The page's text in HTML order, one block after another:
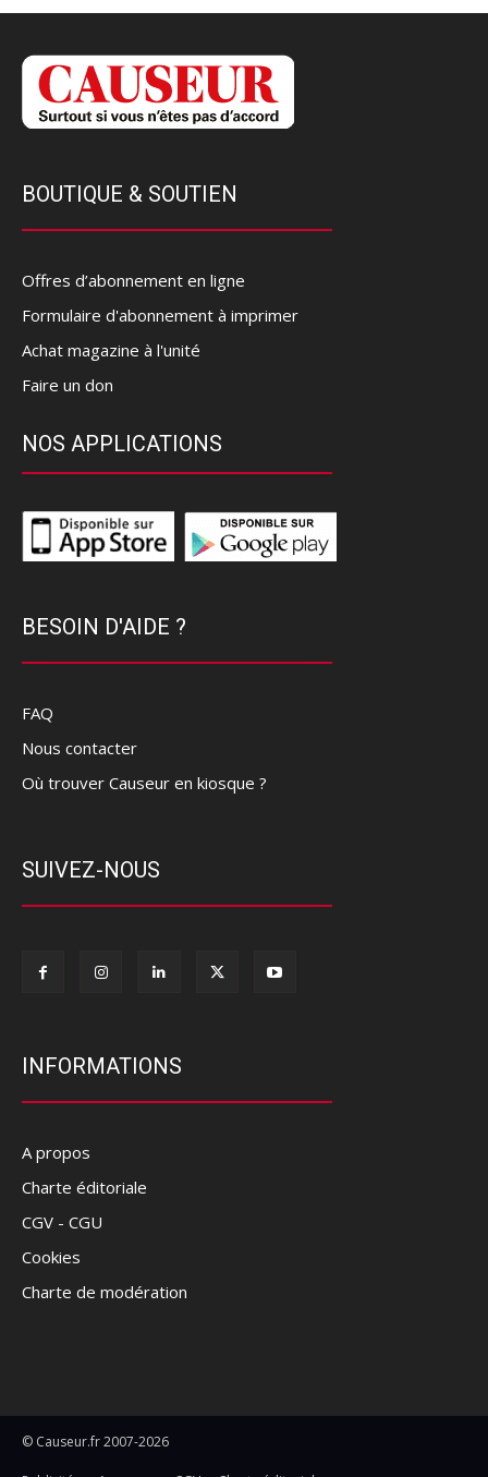
BOUTIQUE & SOUTIEN
Offres d’abonnement en ligne
Formulaire d'abonnement à imprimer
Achat magazine à l'unité
Faire un don
NOS APPLICATIONS
BESOIN D'AIDE ?
FAQ
Nous contacter
Où trouver Causeur en kiosque ?
SUIVEZ-NOUS
INFORMATIONS
A propos
Charte éditoriale
CGV - CGU
Cookies
Charte de modération
© Causeur.fr 2007-2026